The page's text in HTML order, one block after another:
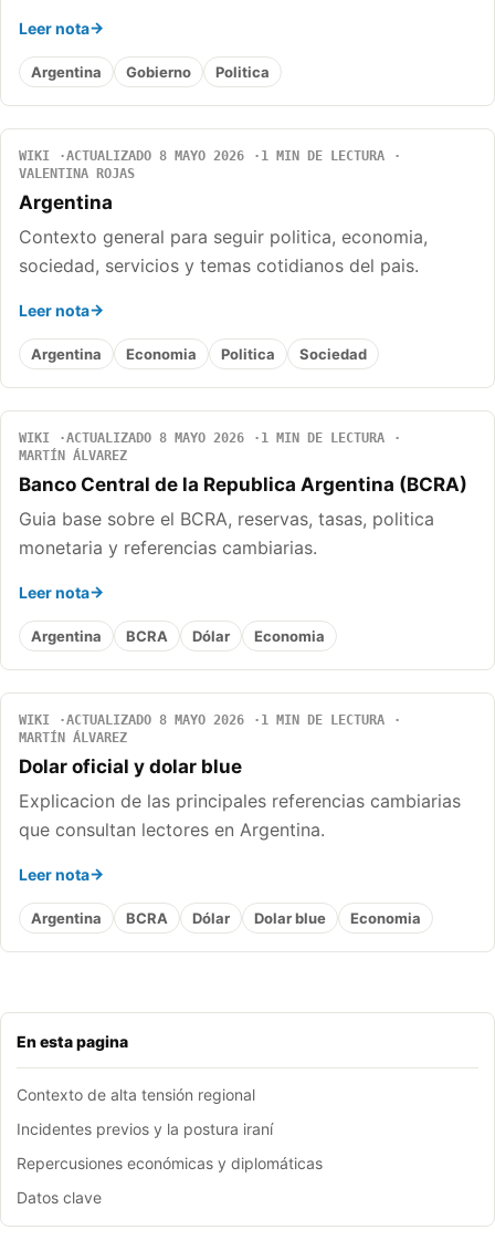
En esta pagina
Contexto de alta tensión regional
Incidentes previos y la postura iraní
Repercusiones económicas y diplomáticas
Datos clave
Leer nota
Argentina Gobierno Politica
WIKI ACTUALIZADO 8 MAYO 2026
1 MIN DE LECTURA
VALENTINA ROJAS
Argentina
Contexto general para seguir politica, economia,
sociedad, servicios y temas cotidianos del pais.
Leer nota
Argentina Economia Politica Sociedad
WIKI ACTUALIZADO 8 MAYO 2026
1 MIN DE LECTURA
MARTÍN ÁLVAREZ
Banco Central de la Republica Argentina (BCRA)
Guia base sobre el BCRA, reservas, tasas, politica
monetaria y referencias cambiarias.
Leer nota
Argentina BCRA Dólar Economia
WIKI ACTUALIZADO 8 MAYO 2026
1 MIN DE LECTURA
MARTÍN ÁLVAREZ
Dolar oficial y dolar blue
Explicacion de las principales referencias cambiarias
que consultan lectores en Argentina.
Leer nota
Argentina BCRA Dólar Dolar blue Economia